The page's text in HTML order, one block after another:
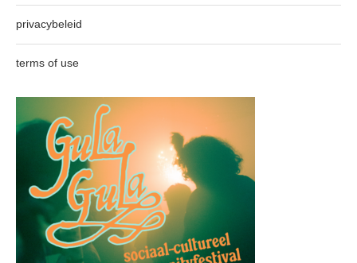
privacybeleid
terms of use